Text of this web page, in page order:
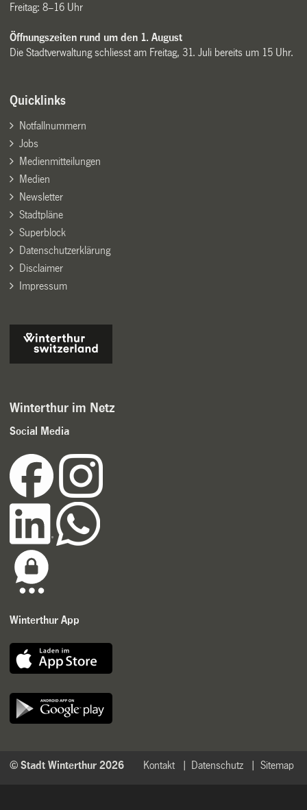
Freitag: 8–16 Uhr
Öffnungszeiten rund um den 1. August
Die Stadtverwaltung schliesst am Freitag, 31. Juli bereits um 15 Uhr.
Quicklinks
Notfallnummern
Jobs
Medienmitteilungen
Medien
Newsletter
Stadtpläne
Superblock
Datenschutzerklärung
Disclaimer
Impressum
Winterthur im Netz
Social Media
Winterthur App
Sitemap
Datenschutz
Kontakt
© Stadt Winterthur 2026